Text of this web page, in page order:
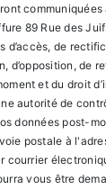
89 Rue des
d’accès, de
d’opposition, de
et du droit
autorité de
données post-
postale à
courrier
vous être